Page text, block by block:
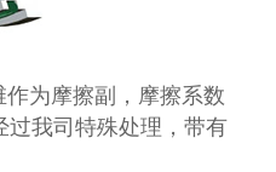
作为摩擦副，摩擦系数
过我司特殊处理，带有